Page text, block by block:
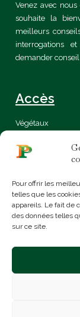
Pour offrir les
telles que les
appareils. Le fait de
des données telles
sur ce site.
Venez avec nous
souhaite la
meilleurs
interrogations
demander conseil
Accès
Végétaux
Bio
Mentions légales
Politique de
Contact